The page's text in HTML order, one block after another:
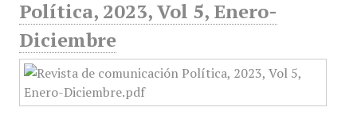
Política, 2023, Vol 5, Enero-
Diciembre